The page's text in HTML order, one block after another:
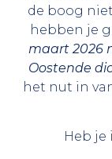
de boog
hebben je
maart 2026
Oostende
het nut in
Heb je